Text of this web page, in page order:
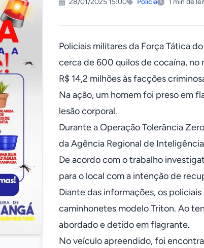
28/01/2025 15:00 Polícia 1 min de
Policiais militares da Força Tática
cerca de 600 quilos de cocaína, no
R$ 14,2 milhões às facções
Na ação, um homem foi preso em
lesão corporal.
Durante a Operação Tolerância
da Agência Regional de
De acordo com o trabalho
para o local com a intenção de
Diante das informações, os
caminhonetes modelo Triton. Ao
abordado e detido em flagrante.
No veículo apreendido, foi